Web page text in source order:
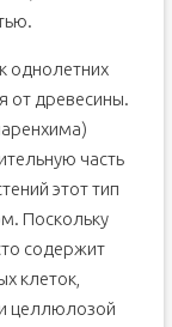
однолетних
от древесины.
часть
этот тип
Поскольку
содержит
клеток,
целлюлозой